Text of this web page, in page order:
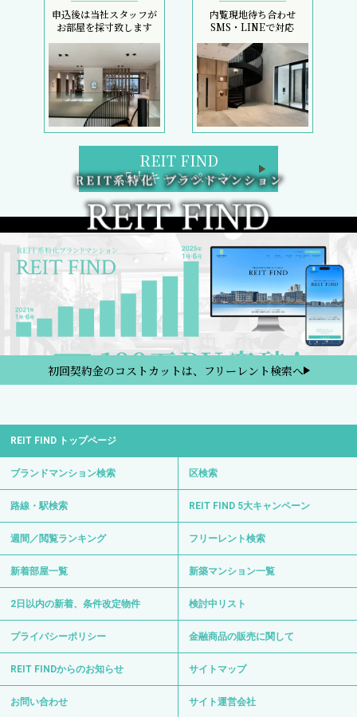
申込後は当社スタッフが
お部屋を採寸致します
内覧現地待ち合わせ
SMS・LINEで対応
REIT FIND
5大キャンペーン
初回契約金のコストカットは、フリーレント検索へ
REIT FIND トップページ
ブランドマンション検索 区検索
路線・駅検索 REIT FIND 5大キャンペーン
週間／閲覧ランキング フリーレント検索
新着部屋一覧 新築マンション一覧
2日以内の新着、条件改定物件 検討中リスト
プライバシーポリシー 金融商品の販売に関して
REIT FINDからのお知らせ サイトマップ
お問い合わせ サイト運営会社